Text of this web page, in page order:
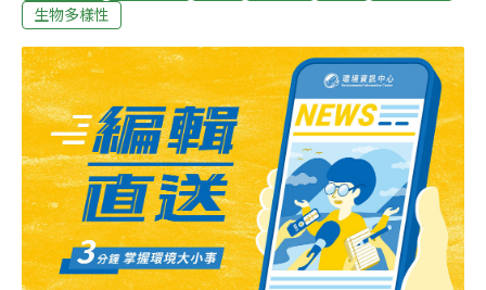
深海鐮蝦不同種類身體雕刻及紋路，去年發現的東沙新種
另於台灣本島發現的深海鐮蝦新物種，預計今年發表於國
際海洋科學期刊《Bulletin of Marine Science》。（自由
時報報導）海龜產卵季 小琉球辦音樂祭遭批評
生物多樣性